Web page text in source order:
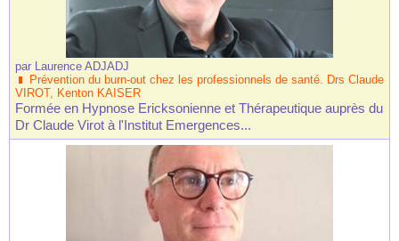
par Laurence ADJADJ
Prévention du burn-out chez les professionnels de santé. Drs Claude
VIROT, Kenton KAISER
Formée en Hypnose Ericksonienne et Thérapeutique auprès du
Dr Claude Virot à l'Institut Emergences...